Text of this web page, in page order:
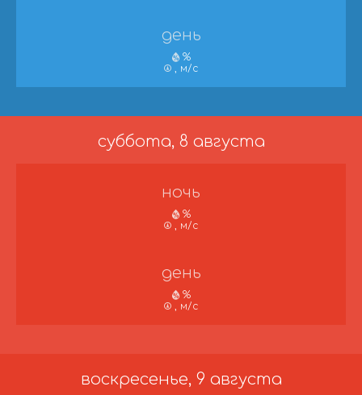
день
%
, м/с
суббота, 8 августа
ночь
%
, м/с
день
%
, м/с
воскресенье, 9 августа